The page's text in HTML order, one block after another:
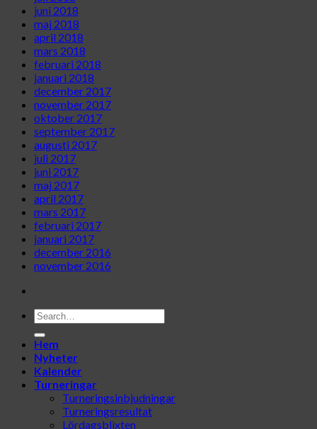
juni 2018
maj 2018
april 2018
mars 2018
februari 2018
januari 2018
december 2017
november 2017
oktober 2017
september 2017
augusti 2017
juli 2017
juni 2017
maj 2017
april 2017
mars 2017
februari 2017
januari 2017
december 2016
november 2016
Hem
Nyheter
Kalender
Turneringar
Turneringsinbjudningar
Turneringsresultat
Lördagsblixten